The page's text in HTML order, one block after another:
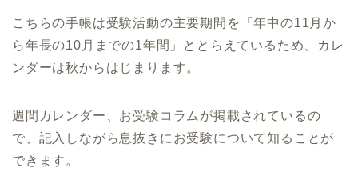
こちらの手帳は受験活動の主要期間を「年中の11月か
ら年長の10月までの1年間」ととらえているため、カレ
ンダーは秋からはじまります。
週間カレンダー、お受験コラムが掲載されているの
で、記入しながら息抜きにお受験について知ることが
できます。